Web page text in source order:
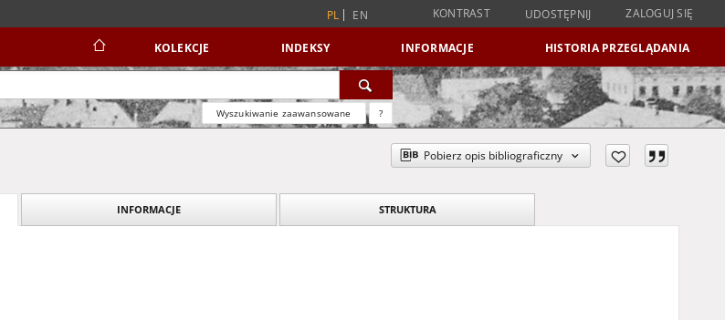
PL EN KONTRAST UDOSTĘPNIJ ZALOGUJ SIĘ
KOLEKCJE INDEKSY INFORMACJE HISTORIA PRZEGLĄDANIA
Wyszukiwanie zaawansowane ?
Pobierz opis bibliograficzny
INFORMACJE STRUKTURA